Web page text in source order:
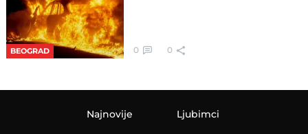
BEOGRAD 0 0
Najnovije Ljubimci